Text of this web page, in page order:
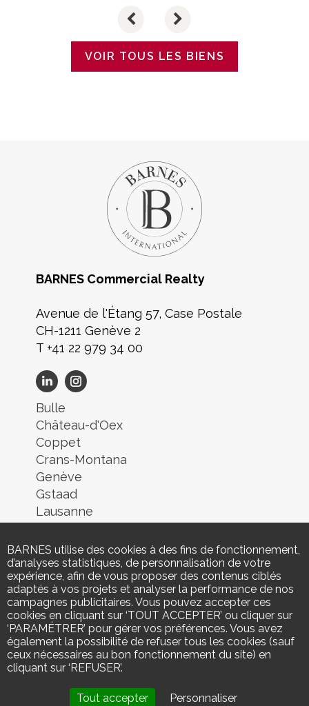
VOIR TOUS LES BIENS
BARNES Commercial Realty
Avenue de l'Étang 57, Case Postale
CH-1211 Genève 2
T +41 22 979 34 00
Bulle
Château-d'Oex
Coppet
Crans-Montana
Genève
Gstaad
Lausanne
Montreux
Morges
Nyon
Neuchâtel
Rolle
Rougemont
Sion
Verbier
Zermatt
BARNES utilise des cookies à des fins de fonctionnement,
d’analyses statistiques, de personnalisation de votre
expérience, afin de vous proposer des contenus ciblés
adaptés à vos projets et analyser la performance de nos
campagnes publicitaires. Vous pouvez accepter ces
cookies en cliquant sur ‘TOUT ACCEPTER’ ou cliquer sur
‘PARAMÉTRER’ pour gérer vos préférences. Vous avez
également la possibilité de refuser tous les cookies (sauf
ceux nécessaires au bon fonctionnement du site) en
cliquant sur ‘REFUSER’.
Tout accepter Personnaliser